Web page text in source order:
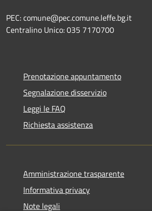
PEC: comune@pec.comune.leffe.bg.it
Centralino Unico: 035 7170700
Prenotazione appuntamento
Segnalazione disservizio
Leggi le FAQ
Richiesta assistenza
Amministrazione trasparente
Informativa privacy
Note legali